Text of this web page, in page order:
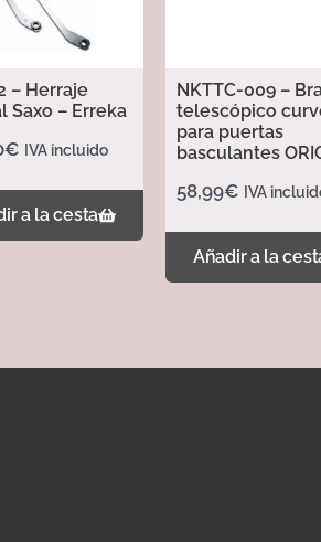
– Herraje
Saxo – Erreka
€ IVA incluido
a la cesta
NKTTC-009 –
telescópico
para puertas
basculantes
58,99€ IVA
Añadir a la